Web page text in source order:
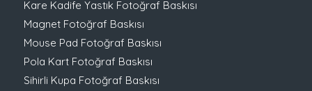
Kare Kadife Yastık Fotoğraf Baskısı
Magnet Fotoğraf Baskısı
Mouse Pad Fotoğraf Baskısı
Pola Kart Fotoğraf Baskısı
Sihirli Kupa Fotoğraf Baskısı